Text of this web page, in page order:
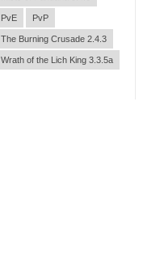
PvE PvP
The Burning Crusade 2.4.3
Wrath of the Lich King 3.3.5a